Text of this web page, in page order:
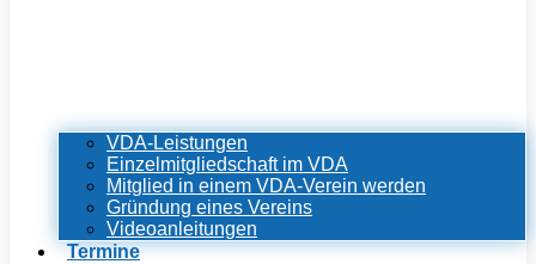
VDA-Leistungen
Einzelmitgliedschaft im VDA
Mitglied in einem VDA-Verein werden
Gründung eines Vereins
Videoanleitungen
Termine